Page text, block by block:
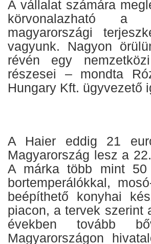
A vállalat számára
körvonalazható a
magyarországi
vagyunk. Nagyon
révén egy
részesei – mondta
Hungary Kft. ügyvezető
A Haier eddig 21
Magyarország lesz a
A márka több mint 50
bortemperálókkal,
beépíthető konyhai
piacon, a tervek szerint
években tovább
Magyarországon